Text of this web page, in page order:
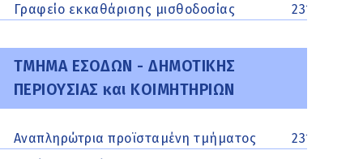
Γραφείο εκκαθάρισης μισθοδοσίας
ΤΜΗΜΑ ΕΣΟΔΩΝ - ΔΗΜΟΤΙΚΗΣ
ΠΕΡΙΟΥΣΙΑΣ και ΚΟΙΜΗΤΗΡΙΩΝ
Αναπληρώτρια προϊσταμένη τμήματος
2313313103